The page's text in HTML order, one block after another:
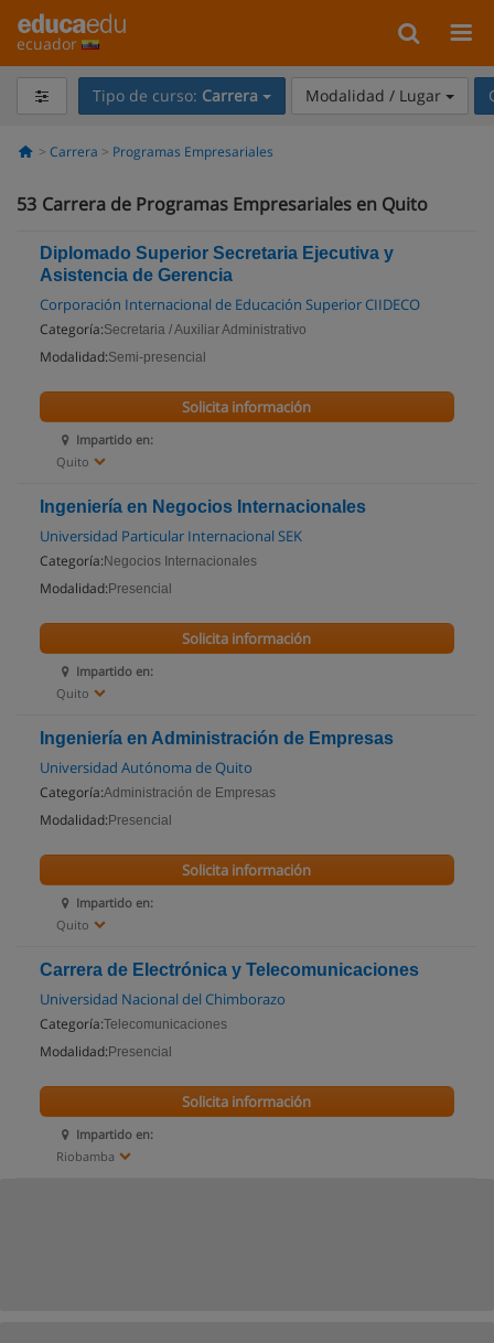
ecuador
Tipo de curso: Carrera Modalidad / Lugar
Carrera Programas Empresariales
53 Carrera de Programas Empresariales en Quito
Diplomado Superior Secretaria Ejecutiva y
Asistencia de Gerencia
Corporación Internacional de Educación Superior CIIDECO
Categoría:Secretaria / Auxiliar Administrativo
Modalidad:Semi-presencial
Impartido en:
Quito
Solicita información
Ingeniería en Negocios Internacionales
Universidad Particular Internacional SEK
Categoría: Negocios Internacionales
Modalidad: Presencial
Impartido en:
Quito
Solicita información
Ingeniería en Administración de Empresas
Universidad Autónoma de Quito
Categoría:Administración de Empresas
Modalidad: Presencial
Impartido en:
Quito
Solicita información
Carrera de Electrónica y Telecomunicaciones
Universidad Nacional del Chimborazo
Categoría:Telecomunicaciones
Modalidad: Presencial
Impartido en:
Riobamba
Solicita información